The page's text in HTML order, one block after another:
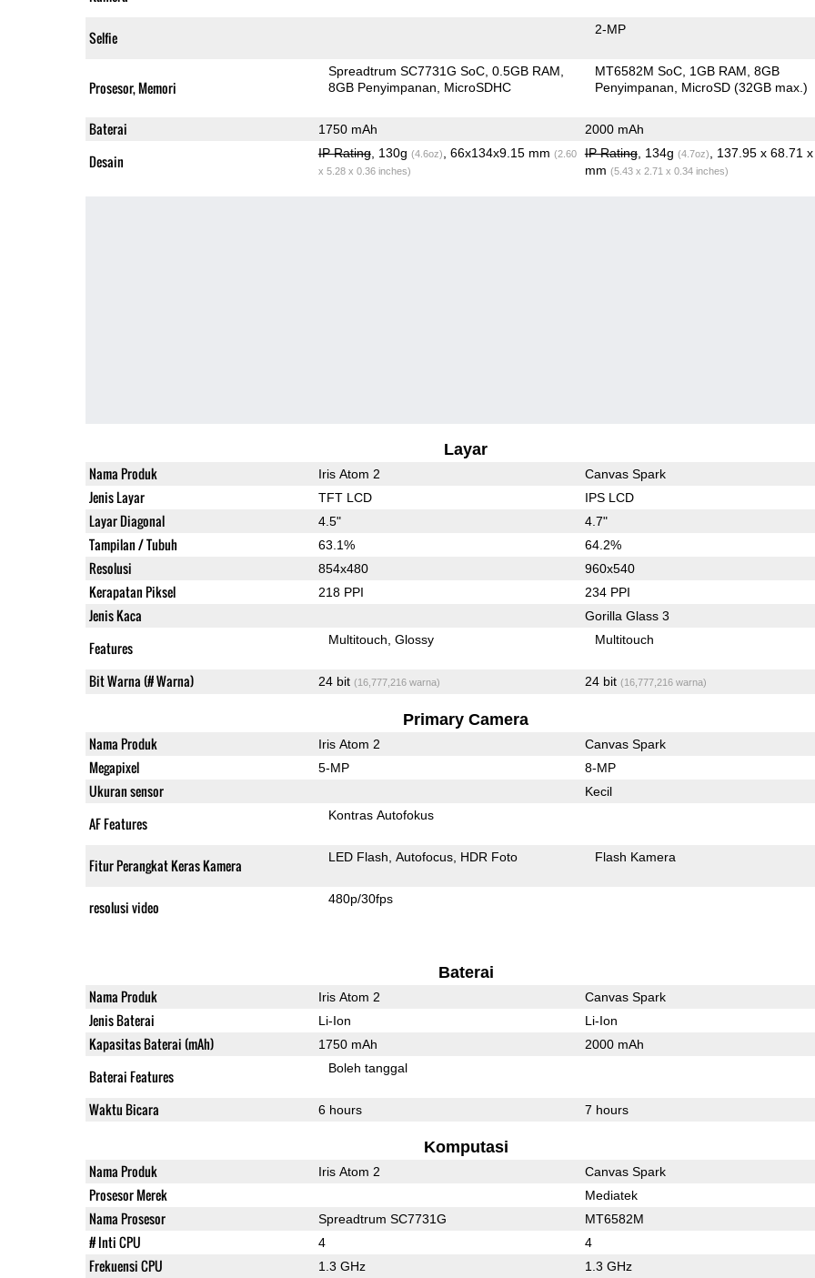
Selfie 2-MP
Prosesor, Memori
Spreadtrum SC7731G SoC 0.5GB RAM
8GB Penyimpanan
MicroSDHC
MT6582M SoC 1GB RAM 8GB
Penyimpanan
MicroSD (32GB max.)
Baterai 1750 mAh 2000 mAh
Desain IP Rating, 130g (4.6oz) , 66x134x9.15 mm (2.60
x 5.28 x 0.36 inches)
IP Rating, 134g (4.7oz)
, 137.95 x 68.71
mm (5.43 x 2.71 x 0.34 inches)
Layar
Nama Produk Iris Atom 2 Canvas Spark
Jenis Layar TFT LCD IPS LCD
Layar Diagonal 4.5" 4.7"
Tampilan / Tubuh 63.1% 64.2%
Resolusi 854x480 960x540
Kerapatan Piksel 218 PPI 234 PPI
Jenis Kaca Gorilla Glass 3
Features Multitouch Glossy Multitouch
Bit Warna (# Warna) 24 bit (16,777,216 warna) 24 bit (16,777,216 warna)
Primary Camera
Nama Produk Iris Atom 2 Canvas Spark
Megapixel 5-MP 8-MP
Ukuran sensor Kecil
AF Features Kontras Autofokus
Fitur Perangkat Keras Kamera LED Flash Autofocus HDR Foto Flash Kamera
resolusi video 480p/30fps
Baterai
Nama Produk Iris Atom 2 Canvas Spark
Jenis Baterai Li-Ion Li-Ion
Kapasitas Baterai (mAh) 1750 mAh 2000 mAh
Baterai Features Boleh tanggal
Waktu Bicara 6 hours 7 hours
Komputasi
Nama Produk Iris Atom 2 Canvas Spark
Prosesor Merek Mediatek
Nama Prosesor Spreadtrum SC7731G MT6582M
# Inti CPU 4 4
Frekuensi CPU 1.3 GHz 1.3 GHz